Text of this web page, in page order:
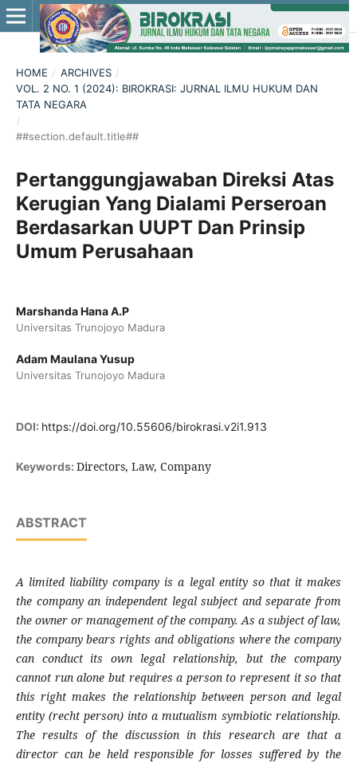
HOME / ARCHIVES /
VOL. 2 NO. 1 (2024): BIROKRASI: JURNAL ILMU HUKUM DAN
TATA NEGARA
/
##section.default.title##
Pertanggungjawaban Direksi Atas
Kerugian Yang Dialami Perseroan
Berdasarkan UUPT Dan Prinsip
Umum Perusahaan
Marshanda Hana A.P
Universitas Trunojoyo Madura
Adam Maulana Yusup
Universitas Trunojoyo Madura
DOI: https://doi.org/10.55606/birokrasi.v2i1.913
Keywords: Directors, Law, Company
ABSTRACT
A limited liability company is a legal entity so that it makes
the company an independent legal subject and separate from
the owner or management of the company. As a subject of law,
the company bears rights and obligations where the company
can conduct its own legal relationship, but the company
cannot run alone but requires a person to represent it so that
this right makes the relationship between person and legal
entity (recht person) into a mutualism symbiotic relationship.
The results of the discussion in this research are that a
director can be held responsible for losses suffered by the